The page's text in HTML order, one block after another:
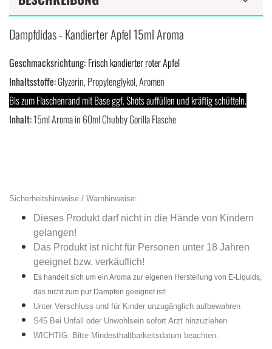
Dampfdidas - Kandierter Apfel 15ml Aroma
Geschmacksrichtung: Frisch kandierter roter Apfel
Inhaltsstoffe:Glyzerin, Propylenglykol, Aromen
Bis zum Flaschenrand mit Base ggf. Shots auffüllen und kräftig schütteln.
Inhalt:15ml Aroma in 60ml Chubby Gorilla Flasche
Sicherheitshinweise / Warnhinweise:
Dieses Produkt darf nicht in die Hände von Kindern
gelangen!
Das Produkt ist nicht für Personen unter 18 Jahren
geeignet bzw. verkäuflich!
Es handelt sich um ein Aroma zur eigenen Herstellung von E-Liquids,
das nicht zum pur Dampfen geeignet ist!
Unter Verschluss und für Kinder unzugänglich aufbewahren
S45 Bei Unfall oder Unwohlsein sofort Arzt hinzuziehen
WICHTIG: Bitte Mindesthaltbarkeitsdatum beachten.